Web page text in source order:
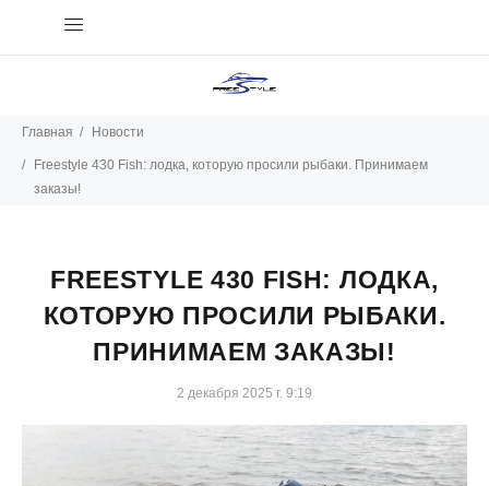
Главная Новости
Freestyle 430 Fish: лодка, которую просили рыбаки. Принимаем
заказы!
FREESTYLE 430 FISH: ЛОДКА,
КОТОРУЮ ПРОСИЛИ РЫБАКИ.
ПРИНИМАЕМ ЗАКАЗЫ!
2 декабря 2025 г. 9:19